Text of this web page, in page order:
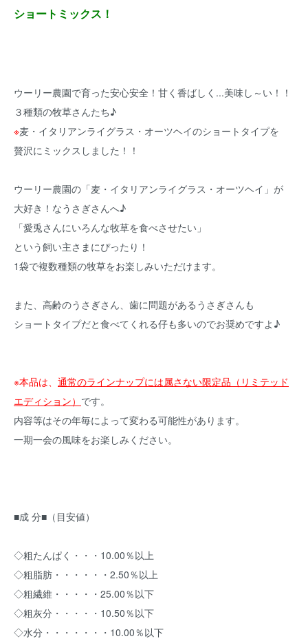
ショートミックス！
ウーリー農園で育った安心安全！甘く香ばしく...美味し～い！！
３種類の牧草さんたち♪
※麦・イタリアンライグラス・オーツヘイのショートタイプを
贅沢にミックスしました！！
ウーリー農園の「麦・イタリアンライグラス・オーツヘイ」が
大好き！なうさぎさんへ♪
「愛兎さんにいろんな牧草を食べさせたい」
という飼い主さまにぴったり！
1袋で複数種類の牧草をお楽しみいただけます。
また、高齢のうさぎさん、歯に問題があるうさぎさんも
ショートタイプだと食べてくれる仔も多いのでお奨めですよ♪
※本品は、 通常のラインナップには属さない限定品（リミテッド
エディション） です。
内容等はその年毎によって変わる可能性があります。
一期一会の風味をお楽しみください。
■成 分■（目安値）
◇粗たんぱく・・・10.00％以上
◇粗脂肪・・・・・・2.50％以上
◇粗繊維・・・・・25.00％以下
◇粗灰分・・・・・10.50％以下
◇水分・・・・・・・10.00％以下